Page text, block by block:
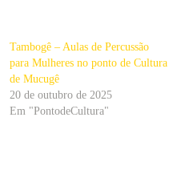
Tambogê – Aulas de Percussão
para Mulheres no ponto de Cultura
de Mucugê
20 de outubro de 2025
Em "PontodeCultura"